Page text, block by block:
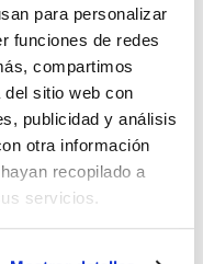
para personalizar
funciones de redes
compartimos
del sitio web con
publicidad y análisis
otra información
recopilado a
servicios.